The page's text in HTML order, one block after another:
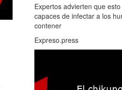
Expertos advierten que
capaces de infectar a los
contener
Expreso.press